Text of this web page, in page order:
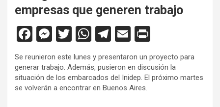
empresas que generen trabajo
F
a
ce
b
o
M
es
se
n
g
T
wi
tt
er
W
at
s
A
T
el
e
gr
a
E
ail tF
ri
Se reunieron este lunes y presentaron un proyecto para
generar trabajo. Además, pusieron en discusión la
situación de los embarcados del Inidep. El próximo martes
se volverán a encontrar en Buenos Aires.